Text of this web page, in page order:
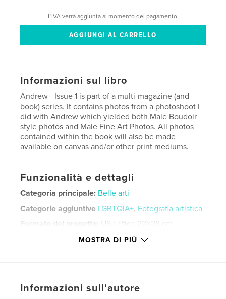
L'IVA verrà aggiunta al momento del pagamento.
Informazioni sul libro
Andrew - Issue 1 is part of a multi-magazine (and
book) series. It contains photos from a photoshoot I
did with Andrew which yielded both Male Boudoir
style photos and Male Fine Art Photos. All photos
contained within the book will also be made
available on canvas and/or other print mediums.
Funzionalità e dettagli
Categoria principale: Belle arti
Categorie aggiuntive LGBTQIA+, Fotografia artistica
Formato del progetto:
US Letter, 22×28 cm
asian , straight , andrew
MOSTRA DI PIÙ
Informazioni sull'autore